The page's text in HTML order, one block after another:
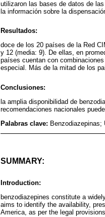
utilizaron las bases de datos de
la información sobre la
Resultados:
doce de los 20 países de la Red
y 12 (media: 9). De ellas, en
países cuentan con
especial. Más de la mitad de los
Conclusiones:
la amplia disponibilidad de
recomendaciones nacionales
Palabras clave: Benzodiazepinas;
SUMMARY:
Introduction:
benzodiazepines constitute a
aims to identify the availability,
America, as per the legal